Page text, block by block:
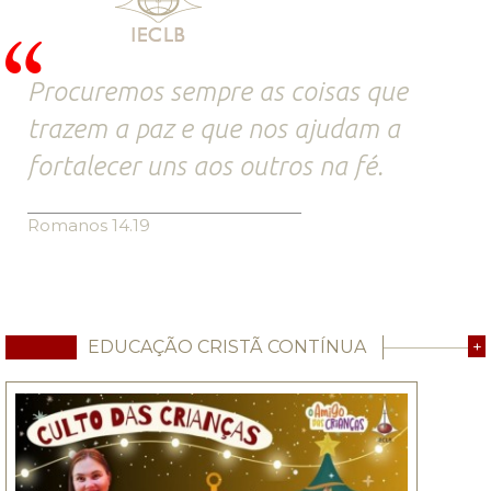
Procuremos sempre as coisas que
trazem a paz e que nos ajudam a
fortalecer uns aos outros na fé.
Romanos 14.19
EDUCAÇÃO CRISTÃ CONTÍNUA +